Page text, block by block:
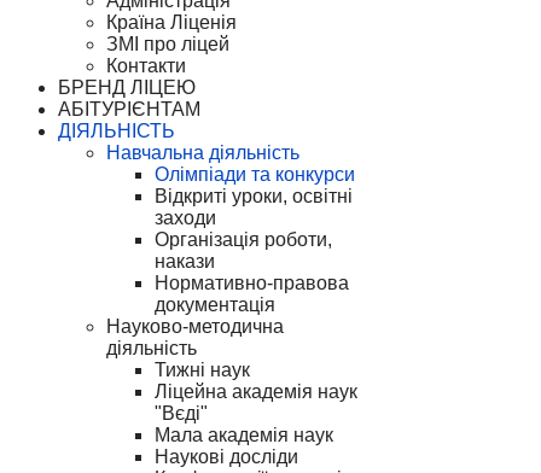
Країна Ліценія
ЗМІ про ліцей
Контакти
БРЕНД ЛІЦЕЮ
АБІТУРІЄНТАМ
ДІЯЛЬНІСТЬ
Навчальна діяльність
Олімпіади та конкурси
Відкриті уроки, освітні
заходи
Організація роботи,
накази
Нормативно-правова
документація
Науково-методична
діяльність
Тижні наук
Ліцейна академія наук
"Вєді"
Мала академія наук
Наукові досліди